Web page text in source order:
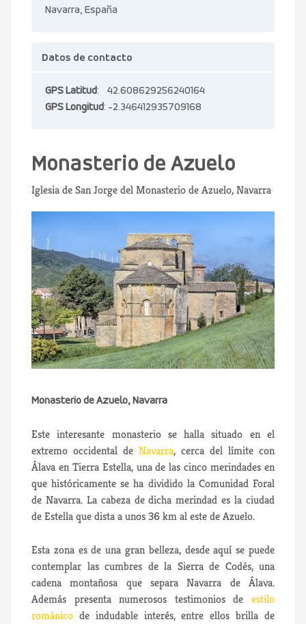
Navarra, España
Datos de contacto
GPS Latitud: 42.608629256240164
GPS Longitud: -2.346412935709168
Monasterio de Azuelo
Iglesia de San Jorge del Monasterio de Azuelo, Navarra
Monasterio de Azuelo, Navarra
Este interesante monasterio se halla situado en el
extremo occidental de Navarra, cerca del límite con
Álava en Tierra Estella, una de las cinco merindades en
que históricamente se ha dividido la Comunidad Foral
de Navarra. La cabeza de dicha merindad es la ciudad
de Estella que dista a unos 36 km al este de Azuelo.
Esta zona es de una gran belleza, desde aquí se puede
contemplar las cumbres de la Sierra de Codés, una
cadena montañosa que separa Navarra de Álava.
Además presenta numerosos testimonios de estilo
románico de indudable interés, entre ellos brilla de